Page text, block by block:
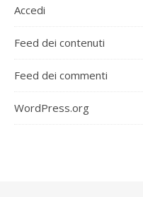
Accedi
Feed dei contenuti
Feed dei commenti
WordPress.org